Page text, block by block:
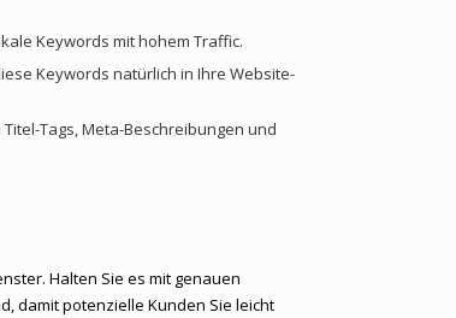
Keywords mit hohem Traffic.
Keywords natürlich in Ihre Website-
Tags, Meta-Beschreibungen und
Halten Sie es mit genauen
damit potenzielle Kunden Sie leicht